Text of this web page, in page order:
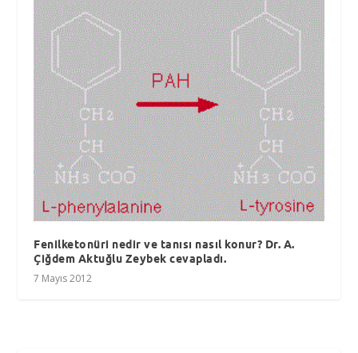
Fenilketonüri nedir ve tanısı nasıl konur? Dr. A.
Çiğdem Aktuğlu Zeybek cevapladı.
7 Mayıs 2012